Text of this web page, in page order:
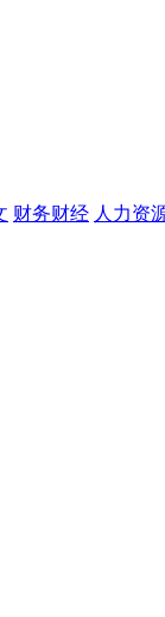
财务财经 人力资